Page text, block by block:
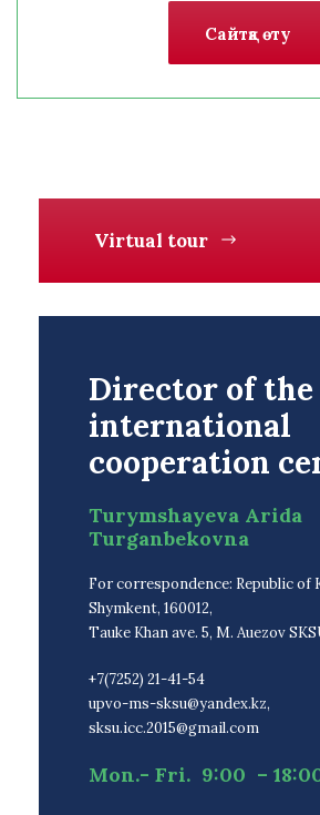
Сайтқа өту
Virtual tour
Director of the
international
cooperation
Turymshayeva Arida
Turganbekovna
For correspondence: Republic of
Shymkent, 160012,
Tauke Khan ave. 5, M. Auezov
+7(7252) 21-41-54
upvo-ms-sksu@yandex.kz,
sksu.icc.2015@gmail.com
Mon.- Fri. 9:00 –